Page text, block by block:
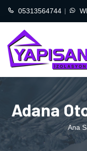
05313564744
Adana
Ana